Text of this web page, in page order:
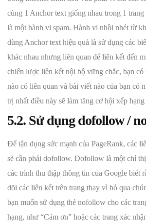
cùng 1 Anchor text giống nhau trong 1
là một hành vi spam. Hành vi nhồi nhét từ
dùng Anchor text hiệu quả là sử dụng các
khác nhau nhưng liên quan để liên kết đến
chiến lược liên kết nội bộ vững chắc, bạn có
nào có liên quan và bài viết nào của bạn có
trị nhất điều này sẽ làm tăng cơ hội xếp
5.2. Sử dụng dofollow /
Để tận dụng sức mạnh của PageRank, các
sẽ cần phải dofollow. Dofollow là một chỉ
các trình thu thập thông tin của Google biết
dõi các liên kết trên trang thay vì bỏ qua
bạn muốn sử dụng thẻ nofollow cho các
hạng, như “Cảm ơn” hoặc các trang xác